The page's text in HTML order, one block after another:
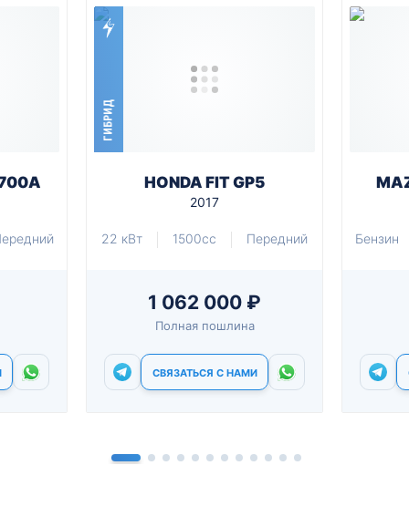
ГИБРИД
HONDA FIT GP5
2017
22 кВт 1500cc Передний
1 062 000 ₽
Полная пошлина
СВЯЗАТЬСЯ С НАМИ
Бензин